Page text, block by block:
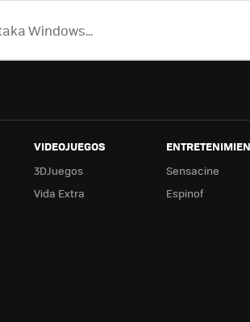
VIDEOJUEGOS
3DJuegos
Vida Extra
Sensacine
Espinof